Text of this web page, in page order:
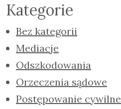
Kategorie
Bez kategorii
Mediacje
Odszkodowania
Orzeczenia sądowe
Postępowanie cywilne